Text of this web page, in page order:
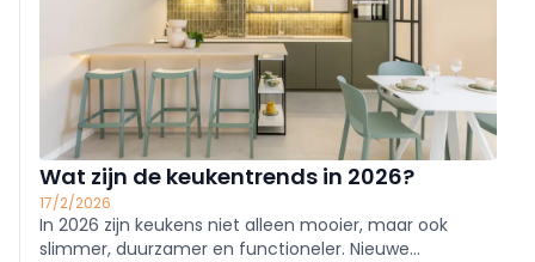
Wat zijn de keukentrends in 2026?
17/2/2026
In 2026 zijn keukens niet alleen mooier, maar ook
slimmer, duurzamer en functioneler. Nieuwe